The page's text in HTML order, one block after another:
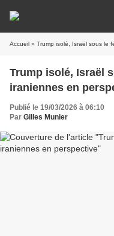
Accueil » Trump isolé, Israël sous le
Trump isolé, Israël
iraniennes en
Publié le 19/03/2026 à 06:10
Par Gilles Munier